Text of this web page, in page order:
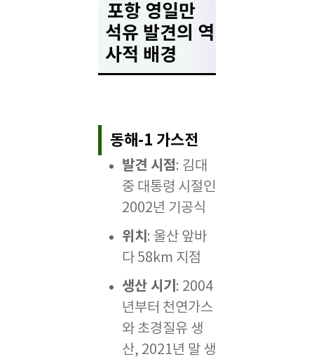
포항 영일만
석유 발견의 역
사적 배경
동해-1 가스전
발견 시점: 김대
중 대통령 시절인
2002년 기공식
위치 : 울산 앞바
다 58km 지점
생산 시기 : 2004
년부터 천연가스
와 초경질유 생
산, 2021년 말 생